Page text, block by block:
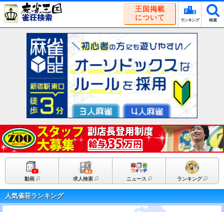
王国掲載
について
ランキング 検索
動画 求人検索 ニュース ランキング
人気雀荘ランキング